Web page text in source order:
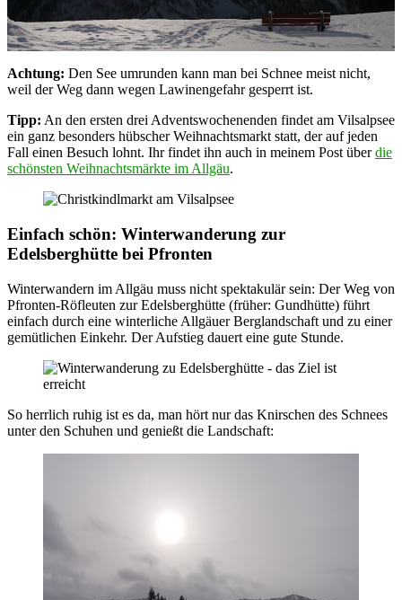
Achtung: Den See umrunden kann man bei Schnee meist nicht,
weil der Weg dann wegen Lawinengefahr gesperrt ist.
Tipp: An den ersten drei Adventswochenenden findet am Vilsalpsee
ein ganz besonders hübscher Weihnachtsmarkt statt, der auf jeden
Fall einen Besuch lohnt. Ihr findet ihn auch in meinem Post überdie
schönsten Weihnachtsmärkte im Allgäu.
Einfach schön: Winterwanderung zur
Edelsberghütte bei Pfronten
Winterwandern im Allgäu muss nicht spektakulär sein: Der Weg von
Pfronten-Röfleuten zur Edelsberghütte (früher: Gundhütte) führt
einfach durch eine winterliche Allgäuer Berglandschaft und zu einer
gemütlichen Einkehr. Der Aufstieg dauert eine gute Stunde.
So herrlich ruhig ist es da, man hört nur das Knirschen des Schnees
unter den Schuhen und genießt die Landschaft: